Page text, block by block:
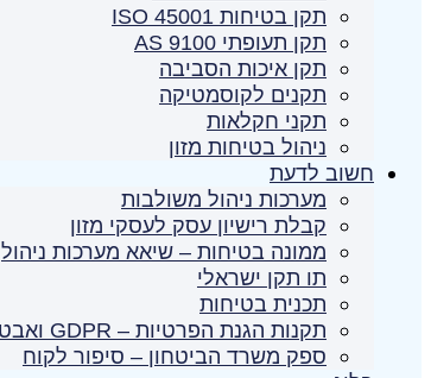
תקן בטיחות ISO 45001
תקן תעופתי AS 9100
תקן איכות הסביבה
תקנים לקוסמטיקה
תקני חקלאות
ניהול בטיחות מזון
חשוב לדעת
מערכות ניהול משולבות
קבלת רישיון עסק לעסקי מזון
ממונה בטיחות – שיאא מערכות ניהול
תו תקן ישראלי
תכנית בטיחות
תקנות הגנת הפרטיות – GDPR ואבטחת מידע
ספק משרד הביטחון – סיפור לקוח